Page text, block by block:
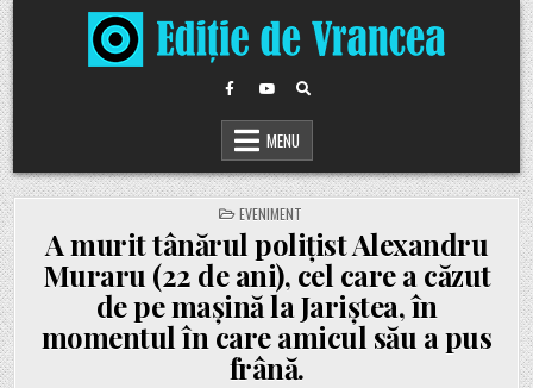
Skip
to
content
MENU
POSTED
IN
EVENIMENT
A murit tânărul polițist Alexandru
Muraru (22 de ani), cel care a căzut
de pe mașină la Jariștea, în
momentul în care amicul său a pus
frână.